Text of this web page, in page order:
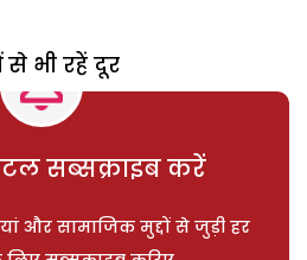
भी रहें दूर
सब्सक्राइब करें
और सामाजिक मुद्दों से जुड़ी हर